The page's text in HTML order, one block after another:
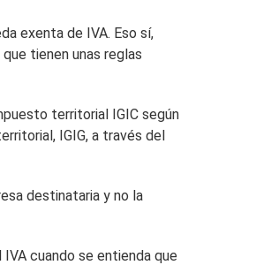
exenta de IVA. Eso sí,
tienen unas reglas
territorial IGIC según
IGIG, a través del
destinataria y no la
cuando se entienda que